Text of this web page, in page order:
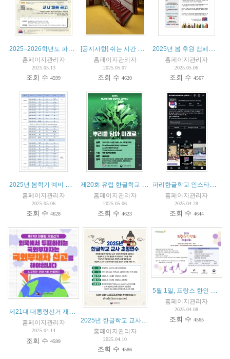
홈페이지관리자
2025.05.13
조회 수4599
홈페이지관리자
2025.05.07
조회 수4620
홈페이지관리자
2025.05.06
조회 수 4567
홈페이지관리자
2025.05.06
조회 수4628
홈페이지관리자
2025.05.06
조회 수4623
파리한글학교 인스타그램 개설 소식 및 프랑스한글학교 협의회 소속 학교 인스타그램 소개
홈페이지관리자
2025.04.28
조회 수 4644
제21대 대통령선거 재외선거 안내
홈페이지관리자
2025.04.14
조회 수4599
홈페이지관리자
2025.04.10
조회 수4586
홈페이지관리자
2025.04.08
조회 수 4565